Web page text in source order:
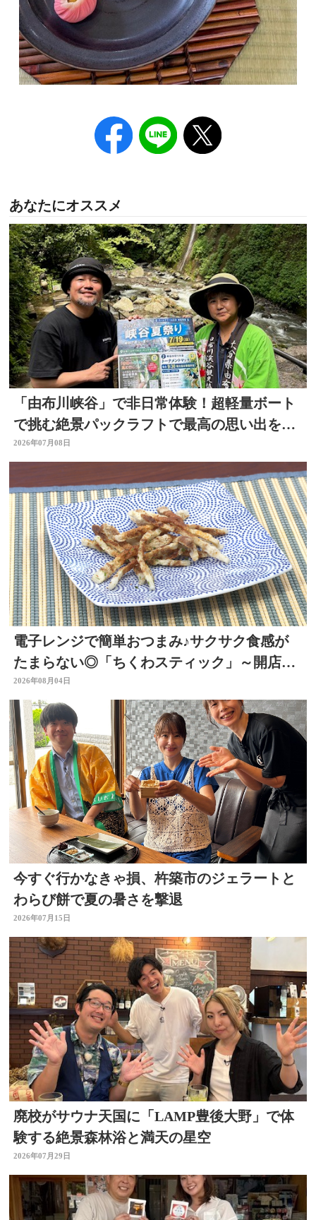
あなたにオススメ
「由布川峡谷」で非日常体験！超軽量ボート
で挑む絶景パックラフトで最高の思い出を作
ろう
2026年07月08日
電子レンジで簡単おつまみ♪サクサク食感が
たまらない◎「ちくわスティック」～開店！
キッチン別府ちゃん～
2026年08月04日
今すぐ行かなきゃ損、杵築市のジェラートと
わらび餅で夏の暑さを撃退
2026年07月15日
廃校がサウナ天国に「LAMP豊後大野」で体
験する絶景森林浴と満天の星空
2026年07月29日